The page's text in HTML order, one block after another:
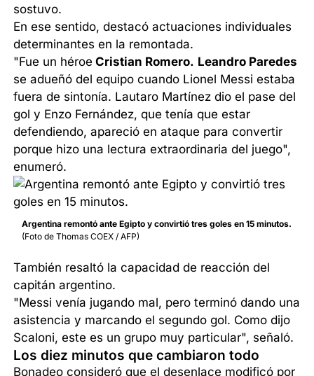
sostuvo.
En ese sentido, destacó actuaciones individuales
determinantes en la remontada.
"Fue un héroe Cristian Romero. Leandro Paredes
se adueñó del equipo cuando Lionel Messi estaba
fuera de sintonía. Lautaro Martínez dio el pase del
gol y Enzo Fernández, que tenía que estar
defendiendo, apareció en ataque para convertir
porque hizo una lectura extraordinaria del juego",
enumeró.
Argentina remontó ante Egipto y convirtió tres goles en 15 minutos.
(Foto de Thomas COEX / AFP)
También resaltó la capacidad de reacción del
capitán argentino.
"Messi venía jugando mal, pero terminó dando una
asistencia y marcando el segundo gol. Como dijo
Scaloni, este es un grupo muy particular", señaló.
Los diez minutos que cambiaron todo
Bonadeo consideró que el desenlace modificó por